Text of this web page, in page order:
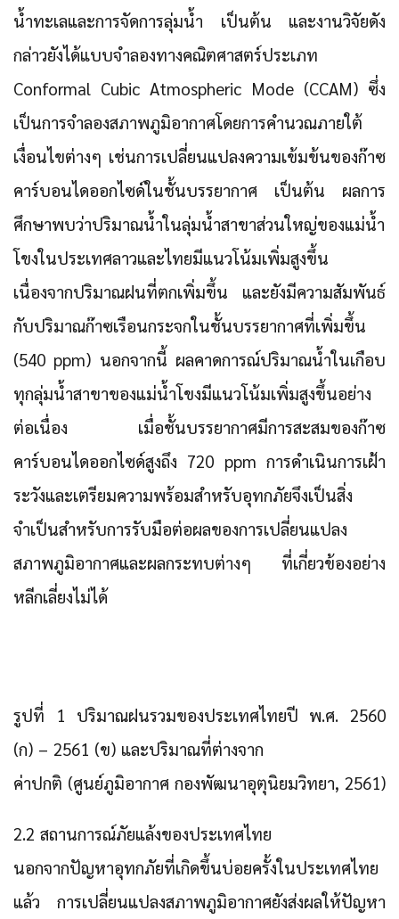
น้ำทะเลและการจัดการลุ่มน้ำ เป็นต้น และงานวิจัยดัง
กล่าวยังได้แบบจำลองทางคณิตศาสตร์ประเภท
Conformal Cubic Atmospheric Mode (CCAM) ซึ่ง
เป็นการจำลองสภาพภูมิอากาศโดยการคำนวณภายใต้
เงื่อนไขต่างๆ เช่นการเปลี่ยนแปลงความเข้มข้นของก๊าซ
คาร์บอนไดออกไซด์ในชั้นบรรยากาศ เป็นต้น ผลการ
ศึกษาพบว่าปริมาณน้ำในลุ่มน้ำสาขาส่วนใหญ่ของแม่น้ำ
โขงในประเทศลาวและไทยมีแนวโน้มเพิ่มสูงขึ้น
เนื่องจากปริมาณฝนที่ตกเพิ่มขึ้น และยังมีความสัมพันธ์
กับปริมาณก๊าซเรือนกระจกในชั้นบรรยากาศที่เพิ่มขึ้น
(540 ppm) นอกจากนี้ ผลคาดการณ์ปริมาณน้ำในเกือบ
ทุกลุ่มน้ำสาขาของแม่น้ำโขงมีแนวโน้มเพิ่มสูงขึ้นอย่าง
ต่อเนื่อง เมื่อชั้นบรรยากาศมีการสะสมของก๊าซ
คาร์บอนไดออกไซด์สูงถึง 720 ppm การดำเนินการเฝ้า
ระวังและเตรียมความพร้อมสำหรับอุทกภัยจึงเป็นสิ่ง
จำเป็นสำหรับการรับมือต่อผลของการเปลี่ยนแปลง
สภาพภูมิอากาศและผลกระทบต่างๆ ที่เกี่ยวข้องอย่าง
หลีกเลี่ยงไม่ได้
รูปที่ 1 ปริมาณฝนรวมของประเทศไทยปี พ.ศ. 2560
(ก) – 2561 (ข) และปริมาณที่ต่างจาก
ค่าปกติ (ศูนย์ภูมิอากาศ กองพัฒนาอุตุนิยมวิทยา, 2561)
2.2 สถานการณ์ภัยแล้งของประเทศไทย
นอกจากปัญหาอุทกภัยที่เกิดขึ้นบ่อยครั้งในประเทศไทย
แล้ว การเปลี่ยนแปลงสภาพภูมิอากาศยังส่งผลให้ปัญหา